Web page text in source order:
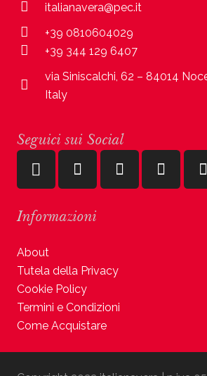
italianavera@pec.it
+39 0810604029
+39 344 129 6407
via Siniscalchi, 62 – 84014
Italy
Seguici sui Social
Informazioni
About
Tutela della Privacy
Cookie Policy
Termini e Condizioni
Come Acquistare